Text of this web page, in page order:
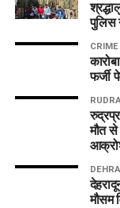
पुलिस
CRIME
फर्जी
मौत से
मौसम